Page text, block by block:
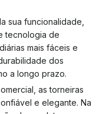
sua funcionalidade,
tecnologia de
mais fáceis e
dos
a longo prazo.
as torneiras
e elegante. Na